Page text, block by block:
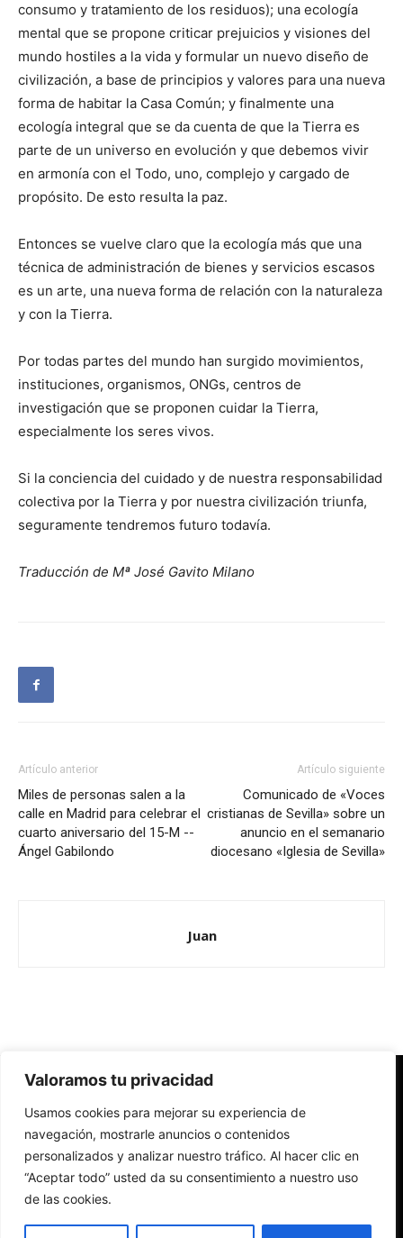
Valoramos tu privacidad
Usamos cookies para mejorar su experiencia de
navegación, mostrarle anuncios o contenidos
personalizados y analizar nuestro tráfico. Al hacer clic en
“Aceptar todo” usted da su consentimiento a nuestro uso
de las cookies.
consumo y tratamiento de los residuos); una ecología
mental que se propone criticar prejuicios y visiones del
mundo hostiles a la vida y formular un nuevo diseño de
civilización, a base de principios y valores para una nueva
forma de habitar la Casa Común; y finalmente una
ecología integral que se da cuenta de que la Tierra es
parte de un universo en evolución y que debemos vivir
en armonía con el Todo, uno, complejo y cargado de
propósito. De esto resulta la paz.
Entonces se vuelve claro que la ecología más que una
técnica de administración de bienes y servicios escasos
es un arte, una nueva forma de relación con la naturaleza
y con la Tierra.
Por todas partes del mundo han surgido movimientos,
instituciones, organismos, ONGs, centros de
investigación que se proponen cuidar la Tierra,
especialmente los seres vivos.
Si la conciencia del cuidado y de nuestra responsabilidad
colectiva por la Tierra y por nuestra civilización triunfa,
seguramente tendremos futuro todavía.
Traducción de Mª José Gavito Milano
Artículo anterior
Miles de personas salen a la
calle en Madrid para celebrar el
cuarto aniversario del 15-M --
Ángel Gabilondo
Artículo siguiente
Comunicado de «Voces
cristianas de Sevilla» sobre un
anuncio en el semanario
diocesano «Iglesia de Sevilla»
Juan
Redes Cristianas
Una mirada alternativa sobre la Iglesia católica y la sociedad
- Colectivos de Redes Cristianas